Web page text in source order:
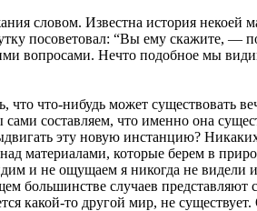
словом. Известна история некоей
посоветовал: “Вы ему скажите, —
вопросами. Нечто подобное мы
что-нибудь может существовать
составляем, что именно она
эту новую инстанцию?
материалами, которые берем в
и не ощущаем я никогда не видели
большинстве случаев представляют
какой-то другой мир, не